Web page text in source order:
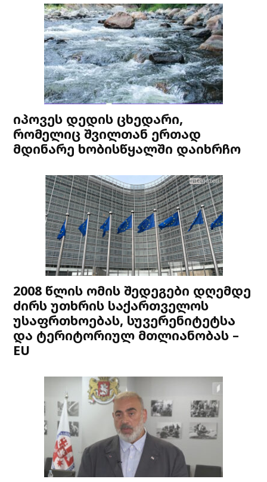
იპოვეს დედის ცხედარი,
რომელიც შვილთან ერთად
მდინარე ხობისწყალში დაიხრჩო
2008 წლის ომის შედეგები დღემდე
ძირს უთხრის საქართველოს
უსაფრთხოებას, სუვერენიტეტსა
და ტერიტორიულ მთლიანობას –
EU